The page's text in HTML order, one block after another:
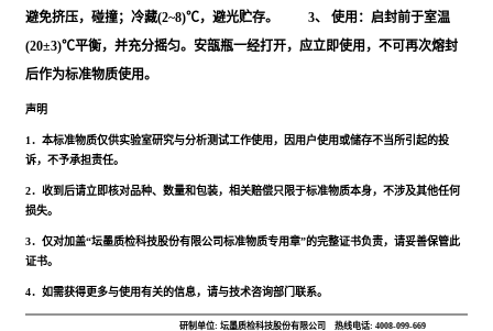
避免挤压，碰撞；冷藏(2~8)℃，避光贮存。 3、 使用：启封前于室温
(20±3)℃平衡，并充分摇匀。安瓿瓶一经打开，应立即使用，不可再次熔封
后作为标准物质使用。
声明
1．本标准物质仅供实验室研究与分析测试工作使用，因用户使用或储存不当所引起的投
诉，不予承担责任。
2．收到后请立即核对品种、数量和包装，相关赔偿只限于标准物质本身，不涉及其他任何
损失。
3．仅对加盖“坛墨质检科技股份有限公司标准物质专用章”的完整证书负责，请妥善保管此
证书。
4．如需获得更多与使用有关的信息，请与技术咨询部门联系。
研制单位: 坛墨质检科技股份有限公司 热线电话: 4008-099-669